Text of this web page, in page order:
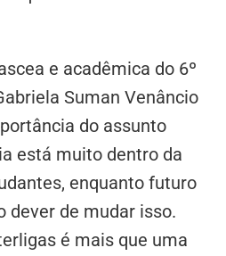
e acadêmica do 6º
Suman Venâncio
do assunto
está muito dentro da
enquanto futuro
dever de mudar isso.
é mais que uma